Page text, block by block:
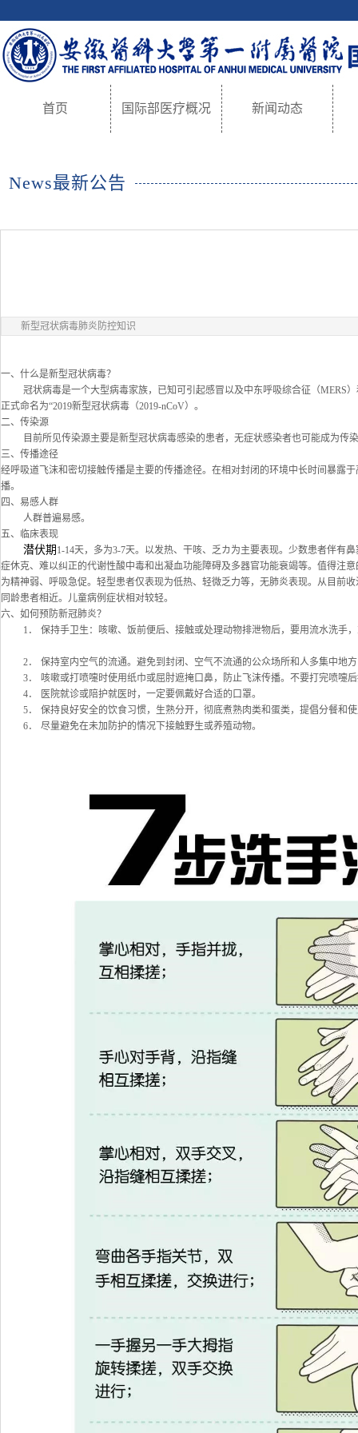
首页 国际部医疗概况 新闻动态
News最新公告
新型冠状病毒肺炎防控知识
一、 什么是新型冠状病毒？
冠状病毒是一个大型病毒家族，已知可引起感冒以及中东呼吸综合征（MERS
正式命名为“2019新型冠状病毒（2019-nCoV）。
二、 传染源
目前所见传染源主要是新型冠状病毒感染的患者，无症状感染者也可能成为传
三、 传播途径
经呼吸道飞沫和密切接触传播是主要的传播途径。在相对封闭的环境中长时间暴露
播。
四、 易感人群
人群普遍易感。
五、 临床表现
潜伏期 1-14天，多为3-7天。以发热、干咳、乏カ为主要表现。少数患者伴有
症休克、难以纠正的代谢性酸中毒和出凝血功能障碍及多器官功能衰竭等。值得注
为精神弱、呼吸急促。 轻型患者仅表现为低热、轻微乏力等，无肺炎表现。 从目前
同龄患者相近。 儿童病例症状相对较轻。
六、 如何预防新冠肺炎？
1．
保持手卫生：咳嗽、饭前便后、接触或处理动物排泄物后，要用流水洗手
2．
保持室内空气的流通。避免到封闭、空气不流通的公众场所和人多集中地
3．
咳嗽或打喷嚏时使用纸巾或屈肘遮掩口鼻，防止飞沫传播。不要打完喷嚏
4．
医院就诊或陪护就医时，一定要佩戴好合适的口罩。
5．
保持良好安全的饮食习惯，生熟分开，彻底煮熟肉类和蛋类，提倡分餐和
6．
尽量避免在未加防护的情况下接触野生或养殖动物。